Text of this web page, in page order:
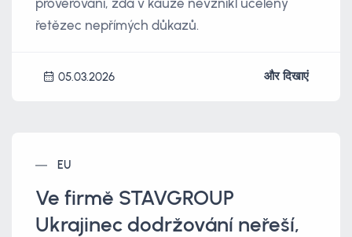
prověřování, zda v kauze nevznikl ucelený
řetězec nepřímých důkazů.
05.03.2026 और दिखाएं
EU
Ve firmě STAVGROUP
Ukrajinec dodržování neřeší,